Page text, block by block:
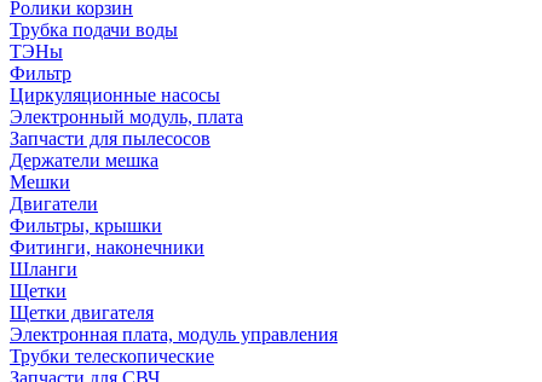
Ролики корзин
Трубка подачи воды
ТЭНы
Фильтр
Циркуляционные насосы
Электронный модуль, плата
Запчасти для пылесосов
Держатели мешка
Мешки
Двигатели
Фильтры, крышки
Фитинги, наконечники
Шланги
Щетки
Щетки двигателя
Электронная плата, модуль управления
Трубки телескопические
Запчасти для СВЧ